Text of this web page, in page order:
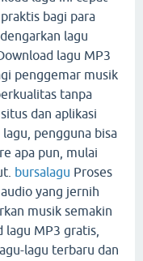
bagi para
lagu
lagu MP3
penggemar musik
tanpa
dan aplikasi
pengguna bisa
apa pun, mulai
bursalagu Proses
yang jernih
musik semakin
lagu MP3 gratis,
lagu terbaru dan